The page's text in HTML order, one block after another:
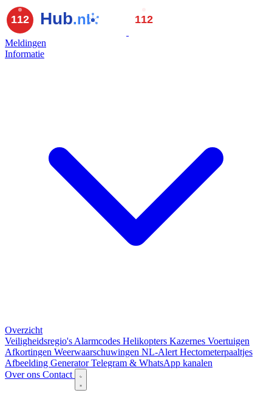
Meldingen
Informatie
Overzicht
Veiligheidsregio's Alarmcodes Helikopters Kazernes Voertuigen
Afkortingen Weerwaarschuwingen NL-Alert Hectometerpaaltjes
Afbeelding GeneratorTelegram & WhatsApp kanalen
Over ons Contact